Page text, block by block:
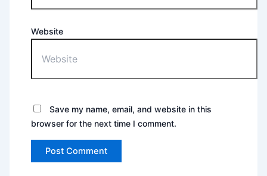
Website
Save my name, email, and website in this
browser for the next time I comment.